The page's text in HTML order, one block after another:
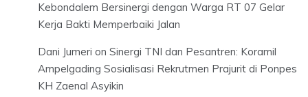
Kebondalem Bersinergi dengan Warga RT 07 Gelar
Kerja Bakti Memperbaiki Jalan
Dani Jumeri on Sinergi TNI dan Pesantren: Koramil
Ampelgading Sosialisasi Rekrutmen Prajurit di Ponpes
KH Zaenal Asyikin